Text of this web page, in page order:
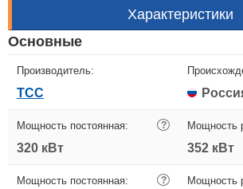
Характеристики
Основные
Производитель:
ТСС
Мощность постоянная: ?
320 кВт
Мощность
352 кВт
Мощность постоянная: ? Мощность